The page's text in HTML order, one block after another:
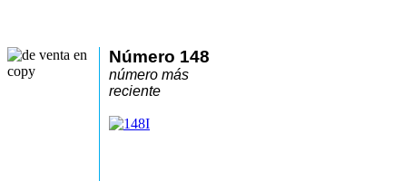
Número 148
número más
reciente